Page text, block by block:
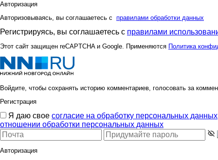
Авторизация
Авторизовываясь, вы соглашаетесь с правилами обработки данных
Регистрируясь, вы соглашаетесь с правилами
Этот сайт защищен reCAPTCHA и Google. Применяются Политика
Войдите, чтобы сохранять историю комментариев, голосовать за
Регистрация
Я даю свое согласие на обработку персональных данных
отношении обработки персональных данных
Авторизация